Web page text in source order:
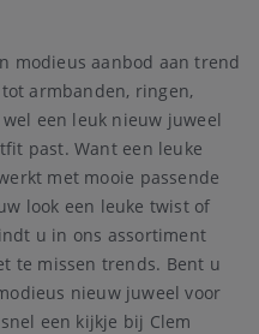
modieus aanbod aan trend
armbanden, ringen,
een leuk nieuw juweel
past. Want een leuke
met mooie passende
look een leuke twist of
u in ons assortiment
te missen trends. Bent u
nieuw juweel voor
een kijkje bij Clem